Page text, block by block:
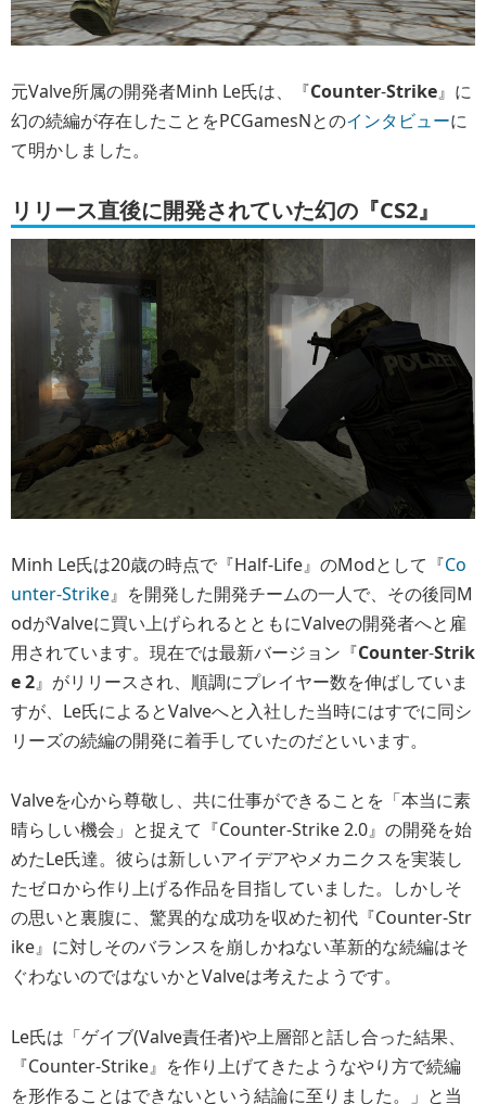
元Valve所属の開発者Minh Le氏は、『Counter-Strike』に
幻の続編が存在したことをPCGamesNとのインタビューに
て明かしました。
リリース直後に開発されていた幻の『CS2』
Minh Le氏は20歳の時点で『Half-Life』のModとして『Co
unter-Strike』を開発した開発チームの一人で、その後同M
odがValveに買い上げられるとともにValveの開発者へと雇
用されています。現在では最新バージョン『Counter-Strik
e 2』がリリースされ、順調にプレイヤー数を伸ばしていま
すが、Le氏によるとValveへと入社した当時にはすでに同シ
リーズの続編の開発に着手していたのだといいます。
Valveを心から尊敬し、共に仕事ができることを「本当に素
晴らしい機会」と捉えて『Counter-Strike 2.0』の開発を始
めたLe氏達。彼らは新しいアイデアやメカニクスを実装し
たゼロから作り上げる作品を目指していました。しかしそ
の思いと裏腹に、驚異的な成功を収めた初代『Counter-Str
ike』に対しそのバランスを崩しかねない革新的な続編はそ
ぐわないのではないかとValveは考えたようです。
Le氏は「ゲイブ(Valve責任者)や上層部と話し合った結果、
『Counter-Strike』を作り上げてきたようなやり方で続編
を形作ることはできないという結論に至りました。」と当